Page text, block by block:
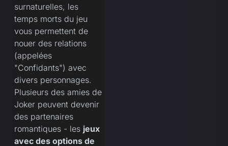
surnaturelles, les
temps morts du jeu
vous permettent de
nouer des relations
(appelées
"Confidants") avec
divers personnages.
Plusieurs des amies de
Joker peuvent devenir
des partenaires
romantiques - les jeux
avec des options de